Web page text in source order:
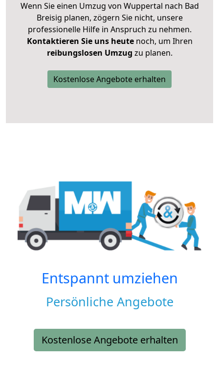
Wenn Sie einen Umzug von Wuppertal nach Bad
Breisig planen, zögern Sie nicht, unsere
professionelle Hilfe in Anspruch zu nehmen.
Kontaktieren Sie uns heutenoch, um Ihren
reibungslosen Umzug zu planen.
Kostenlose Angebote erhalten
Entspannt umziehen
Persönliche Angebote
Kostenlose Angebote erhalten